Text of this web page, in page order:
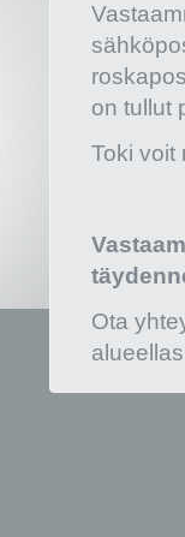
on tullut
Toki voit
Ota